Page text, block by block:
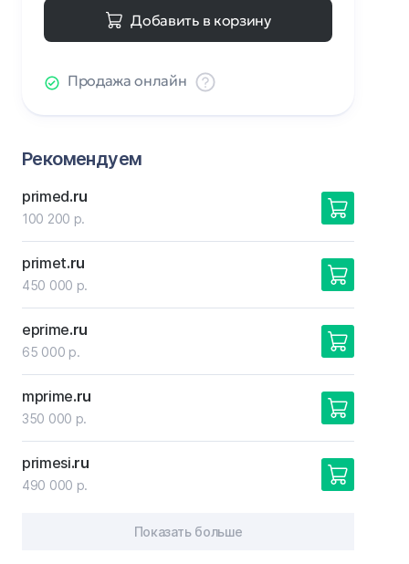
Добавить в корзину
Продажа онлайн
Рекомендуем
primed.ru
100 200 р.
primet.ru
450 000 р.
eprime.ru
65 000 р.
mprime.ru
350 000 р.
primesi.ru
490 000 р.
Показать больше